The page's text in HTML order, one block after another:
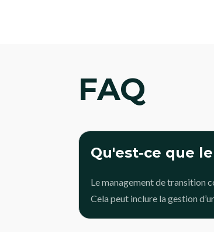
FAQ
Qu'est-ce que
Le management de transition
Cela peut inclure la gestion